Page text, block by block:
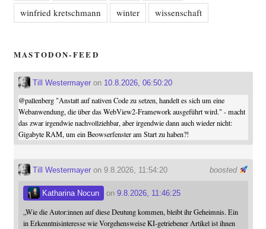
winfried kretschmann
winter wissenschaft
MASTODON-FEED
Till Westermayeron 10.8.2026, 06:50:20
@pallenberg"Anstatt auf nativen Code zu setzen, handelt es sich um eine
Webanwendung, die über das WebView2-Framework ausgeführt wird." - macht
das zwar irgendwie nachvollziehbar, aber irgendwie dann auch wieder nicht:
Gigabyte RAM, um ein Beowserfenster am Start zu haben?!
boosted
Till Westermayeron 9.8.2026, 11:54:20
Katharina Nocun on 9.8.2026, 11:46:25
„Wie die Autor:innen auf diese Deutung kommen, bleibt ihr Geheimnis. Ein
in Erkenntnisinteresse wie Vorgehensweise KI-getriebener Artikel ist ihnen